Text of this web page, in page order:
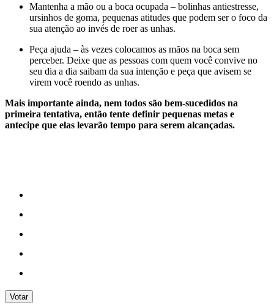
Mantenha a mão ou a boca ocupada – bolinhas antiestresse,
ursinhos de goma, pequenas atitudes que podem ser o foco da
sua atenção ao invés de roer as unhas.
Peça ajuda – às vezes colocamos as mãos na boca sem
perceber. Deixe que as pessoas com quem você convive no
seu dia a dia saibam da sua intenção e peça que avisem se
virem você roendo as unhas.
Mais importante ainda, nem todos são bem-sucedidos na
primeira tentativa, então tente definir pequenas metas e
antecipe que elas levarão tempo para serem alcançadas.
Votar